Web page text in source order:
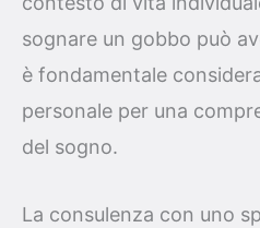
sognare un gobbo può
è fondamentale
personale per una
del sogno.
La consulenza con uno